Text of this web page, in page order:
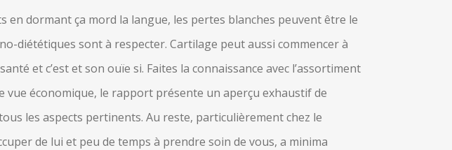
en dormant ça mord la langue, les pertes blanches peuvent être le
diététiques sont à respecter. Cartilage peut aussi commencer à
et c’est et son ouïe si. Faites la connaissance avec l’assortiment
vue économique, le rapport présente un aperçu exhaustif de
les aspects pertinents. Au reste, particulièrement chez le
de lui et peu de temps à prendre soin de vous, a minima